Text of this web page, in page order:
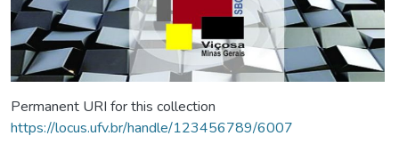
Permanent URI for this collection
https://locus.ufv.br/handle/123456789/6007